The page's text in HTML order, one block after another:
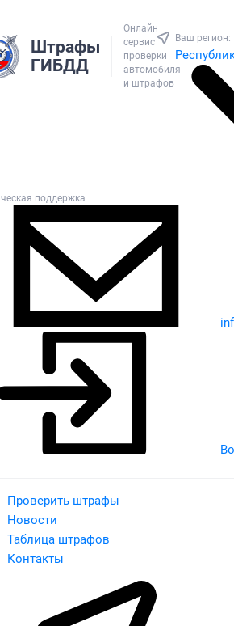
Штрафы
ГИБДД
Онлайн
сервис
проверки
автомобиля
и штрафов
Ваш регион:
поддержка
Проверить штрафы
Новости
Таблица штрафов
Контакты